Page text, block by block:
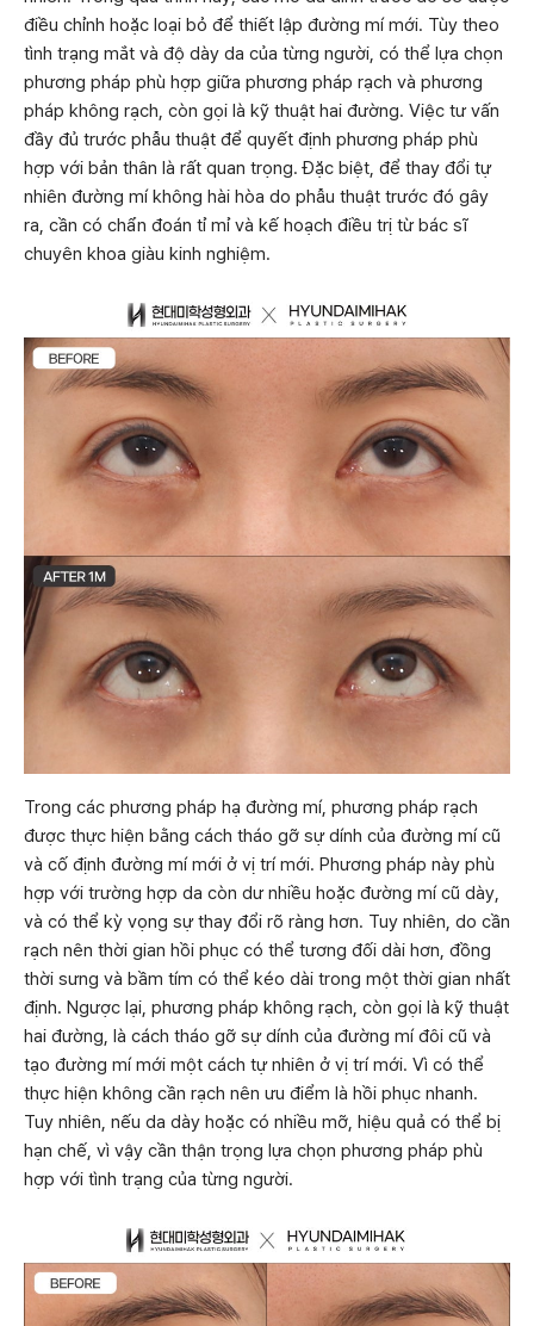
điều chỉnh hoặc loại bỏ để thiết lập đường mí mới. Tùy theo
tình trạng mắt và độ dày da của từng người, có thể lựa chọn
phương pháp phù hợp giữa phương pháp rạch và phương
pháp không rạch, còn gọi là kỹ thuật hai đường. Việc tư vấn
đầy đủ trước phẫu thuật để quyết định phương pháp phù
hợp với bản thân là rất quan trọng. Đặc biệt, để thay đổi tự
nhiên đường mí không hài hòa do phẫu thuật trước đó gây
ra, cần có chẩn đoán tỉ mỉ và kế hoạch điều trị từ bác sĩ
chuyên khoa giàu kinh nghiệm.
Trong các phương pháp hạ đường mí, phương pháp rạch
được thực hiện bằng cách tháo gỡ sự dính của đường mí cũ
và cố định đường mí mới ở vị trí mới. Phương pháp này phù
hợp với trường hợp da còn dư nhiều hoặc đường mí cũ dày,
và có thể kỳ vọng sự thay đổi rõ ràng hơn. Tuy nhiên, do cần
rạch nên thời gian hồi phục có thể tương đối dài hơn, đồng
thời sưng và bầm tím có thể kéo dài trong một thời gian nhất
định. Ngược lại, phương pháp không rạch, còn gọi là kỹ thuật
hai đường, là cách tháo gỡ sự dính của đường mí đôi cũ và
tạo đường mí mới một cách tự nhiên ở vị trí mới. Vì có thể
thực hiện không cần rạch nên ưu điểm là hồi phục nhanh.
Tuy nhiên, nếu da dày hoặc có nhiều mỡ, hiệu quả có thể bị
hạn chế, vì vậy cần thận trọng lựa chọn phương pháp phù
hợp với tình trạng của từng người.